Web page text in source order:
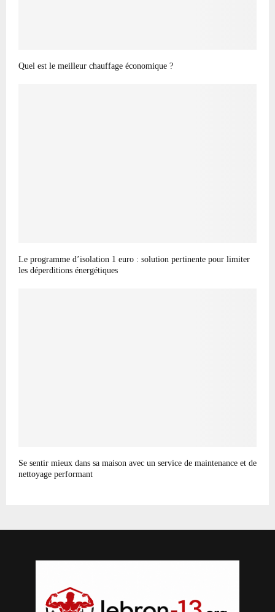
Quel est le meilleur chauffage économique ?
Le programme d’isolation 1 euro : solution pertinente pour limiter
les déperditions énergétiques
Se sentir mieux dans sa maison avec un service de maintenance et de
nettoyage performant